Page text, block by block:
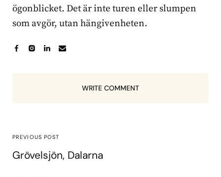
ögonblicket. Det är inte turen eller slumpen
som avgör, utan hängivenheten.
WRITE COMMENT
PREVIOUS POST
Grövelsjön, Dalarna